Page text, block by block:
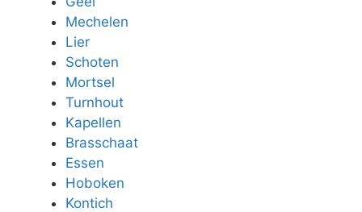
Mechelen
Lier
Schoten
Mortsel
Turnhout
Kapellen
Brasschaat
Essen
Hoboken
Kontich